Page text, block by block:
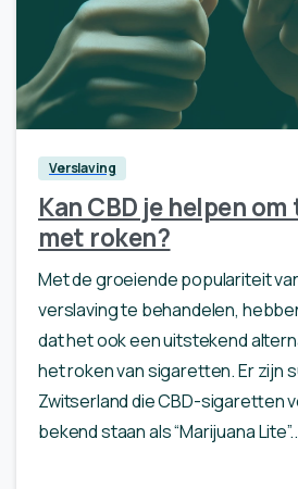
Verslaving
Kan CBD je helpen
met roken?
Met de groeiende populariteit
verslaving te behandelen,
dat het ook een uitstekend
het roken van sigaretten. Er zijn
Zwitserland die CBD-sigaretten
bekend staan als “Marijuana